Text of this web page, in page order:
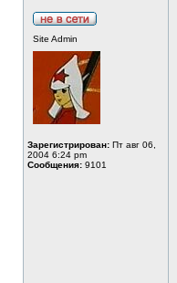
Site Admin
Зарегистрирован: Пт авг 06,
2004 6:24 pm
Сообщения: 9101